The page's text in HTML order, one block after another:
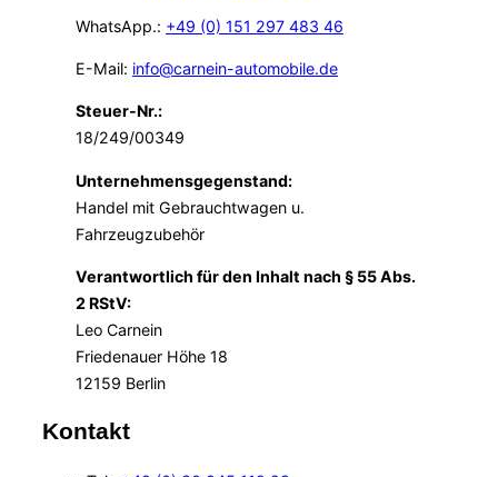
WhatsApp.: +49 (0) 151 297 483 46
E-Mail: info@carnein-automobile.de
Steuer-Nr.:
18/249/00349
Unternehmensgegenstand:
Handel mit Gebrauchtwagen u.
Fahrzeugzubehör
Verantwortlich für den Inhalt nach § 55 Abs.
2 RStV:
Leo Carnein
Friedenauer Höhe 18
12159 Berlin
Kontakt